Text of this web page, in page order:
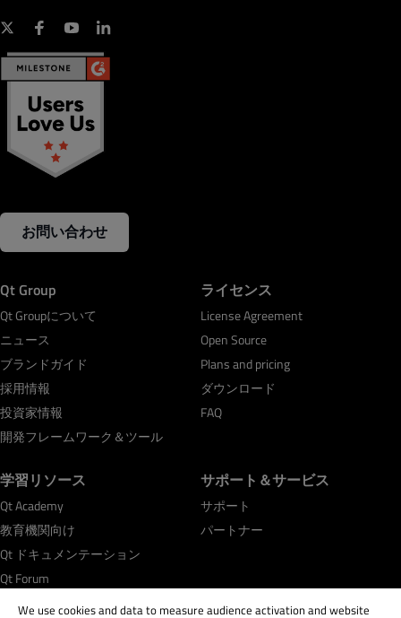
お問い合わせ
Qt Group
Qt Groupについて
ニュース
ブランドガイド
採用情報
投資家情報
開発フレームワーク＆ツール
ライセンス
License Agreement
Open Source
Plans and pricing
ダウンロード
FAQ
学習リソース
Qt Academy
教育機関向け
Qt ドキュメンテーション
Qt Forum
サポート＆サービス
サポート
パートナー
We use cookies and data to measure audience activation and website